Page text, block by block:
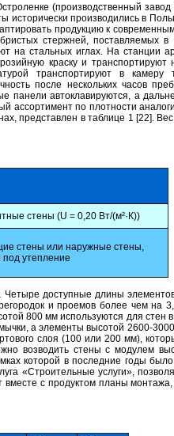
(производственный завод
исторически производились в
продукцию к
стержней, поставляемых в
на стальных иглах. На станции
краску и транспортируют
транспортируют в камеру
после нескольких часов
панели автоклавируются, а
ассортимент по плотности
представлен в таблице 1 [22].
стены (U = 0,20 Вт/(м²·К))
стены или наружные стены,
утепление
доступные длины
и проемов более чем на
800 мм используются для стен
а элементы высотой 2600-
слоя (100 или 200 мм),
возводить стены с модулем
которой в последние годы
«Строительные услуги»,
с продуктом планы